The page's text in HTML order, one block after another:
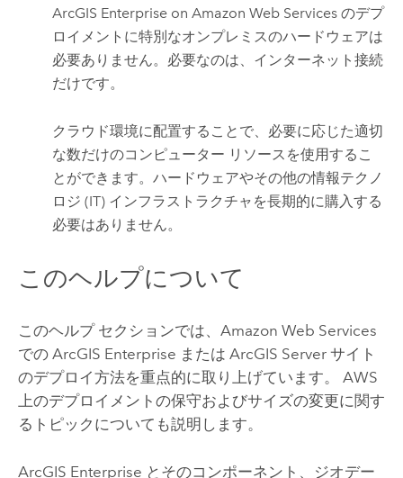
ArcGIS Enterprise on Amazon Web Services のデプ
ロイメントに特別なオンプレミスのハードウェアは
必要ありません。必要なのは、インターネット接続
だけです。
クラウド環境に配置することで、必要に応じた適切
な数だけのコンピューター リソースを使用するこ
とができます。ハードウェアやその他の情報テクノ
ロジ (IT) インフラストラクチャを長期的に購入する
必要はありません。
このヘルプについて
このヘルプ セクションでは、 Amazon Web Services
での ArcGIS Enterprise または ArcGIS Serverサイト
のデプロイ方法を重点的に取り上げています。 AWS
上のデプロイメントの保守およびサイズの変更に関す
るトピックについても説明します。
ArcGIS Enterprise とそのコンポーネント、ジオデー